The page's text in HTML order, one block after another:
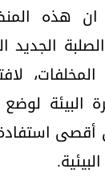
ان هذه
البيئة لوضع
أقصى